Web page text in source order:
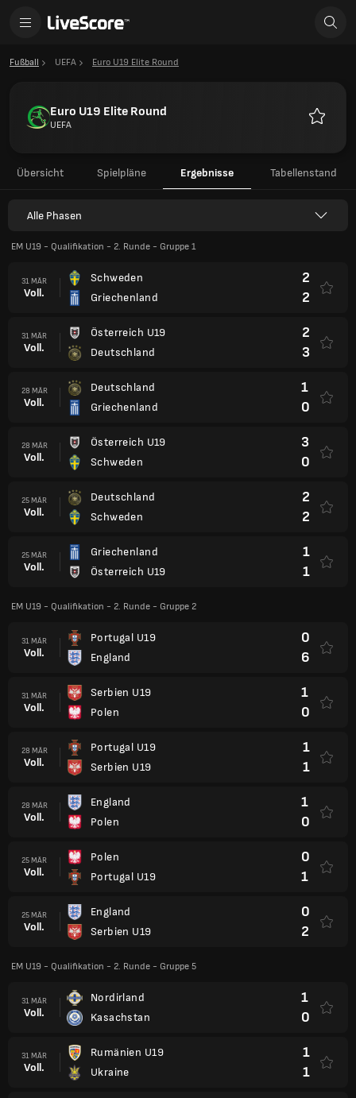
Fußball UEFA Euro U19 Elite Round
Euro U19 Elite Round
UEFA
Übersicht Spielpläne Ergebnisse Tabellenstand
Alle Phasen
EM U19 - Qualifikation - 2. Runde - Gruppe 1
31 MÄR
Voll.
Schweden
Griechenland
2
2
31 MÄR
Voll.
Österreich U19
Deutschland
2
3
28 MÄR
Voll.
Deutschland
Griechenland
1
0
28 MÄR
Voll.
Österreich U19
Schweden
3
0
25 MÄR
Voll.
Deutschland
Schweden
2
2
25 MÄR
Voll.
Griechenland
Österreich U19
1
1
EM U19 - Qualifikation - 2. Runde - Gruppe 2
31 MÄR
Voll.
Portugal U19
England
0
6
31 MÄR
Voll.
Serbien U19
Polen
1
0
28 MÄR
Voll.
Portugal U19
Serbien U19
1
1
28 MÄR
Voll.
England
Polen
1
0
25 MÄR
Voll.
Polen
Portugal U19
0
1
25 MÄR
Voll.
England
Serbien U19
0
2
EM U19 - Qualifikation - 2. Runde - Gruppe 5
31 MÄR
Voll.
Nordirland
Kasachstan
1
0
31 MÄR
Voll.
Rumänien U19
Ukraine
1
1